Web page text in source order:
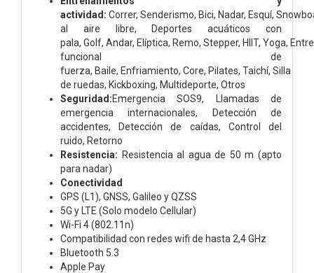
actividad: Correr, Senderismo, Bici, Nadar, Esquí,
al aire libre, Deportes acuáticos con
pala, Golf, Andar, Elíptica, Remo, Stepper, HIIT, Yoga,
funcional de
fuerza, Baile, Enfriamiento, Core, Pilates, Taichí, Silla
de ruedas, Kickboxing, Multideporte, Otros
Seguridad:Emergencia SOS9,
Llamadas de
emergencia internacionales,
Detección de
accidentes,
Detección de caídas, Control del
ruido, Retorno
Resistencia: Resistencia al agua de 50 m (apto
para nadar)
Conectividad
GPS (L1), GNSS, Galileo y QZSS
5G y LTE (Solo modelo Cellular)
Wi-Fi 4 (802.11n)
Compatibilidad con redes wifi de hasta 2,4 GHz
Bluetooth 5.3
Apple Pay